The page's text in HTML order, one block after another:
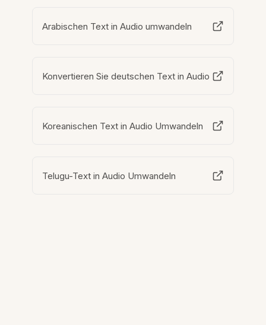
Arabischen Text in Audio umwandeln
Konvertieren Sie deutschen Text in Audio
Koreanischen Text in Audio Umwandeln
Telugu-Text in Audio Umwandeln